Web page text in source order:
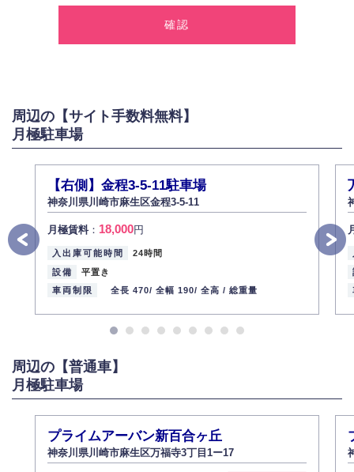
2.個人情報の利用
お問い合わせに対する回答、資料等の送付
採用に関する回答、情報の提供
弊社は取り扱う個人情報の外部への漏洩を防止し、その利用目的に応じて
適切かつ安全に管理します。
4.個人情報の第三者提供
法的義務など正当な理由に基づく要請があった場合を除き、お客様の個人
情報をご本人の同意なく第三者に提供いたしません。
5.個人情報の開示・訂正・削除
お客様ご本人から自己の個人情報開示の請求があった場合、すみやかに開
ん）。
また、個人情報の内容に誤りがあり、ご本人から訂正・追加・削除の請求
6.個人情報管理の社内教育
弊社社員全員が、個人情報の取り扱いについての重要性を理解し、より適
切に管理するよう社内教育を実施してまいります。
代表取締役社長 野口 幸男
周辺の【サイト手数料無料】
月極駐車場
【右側】金程3-5-11駐車場
神奈川県川崎市麻生区金程3-5-11
月極賃料： 18,000円
入出庫可能時間
24時間
設備
平置き
車両制限
全長 470/ 全幅 190/ 全高 / 総重量
周辺の【普通車】
月極駐車場
プライムアーバン新百合ヶ丘
神奈川県川崎市麻生区万福寺3丁目1ー17